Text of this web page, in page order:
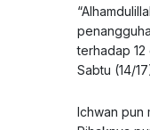
terhadap
Sabtu (14/
Ichwan pun